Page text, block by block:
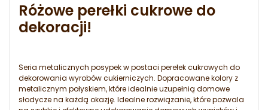
Różowe perełki cukrowe do
dekoracji!
Seria metalicznych posypek w postaci perełek cukrowych do
dekorowania wyrobów cukierniczych. Dopracowane kolory z
metalicznym połyskiem, które idealnie uzupełnią domowe
słodycze na każdą okazję. Idealne rozwiązanie, które pozwala